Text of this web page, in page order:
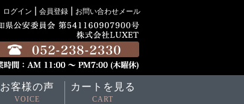
ログイン 会員登録 お問い合わせメール
お客様の声
VOICE
カートを見る
CART